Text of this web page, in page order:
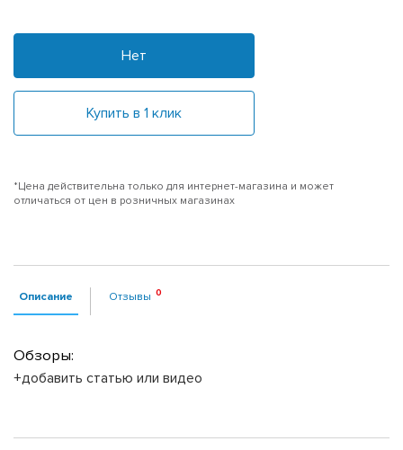
Нет
Купить в 1 клик
*Цена действительна только для интернет-магазина и может
отличаться от цен в розничных магазинах
Описание Отзывы
Обзоры:
+добавить статью или видео